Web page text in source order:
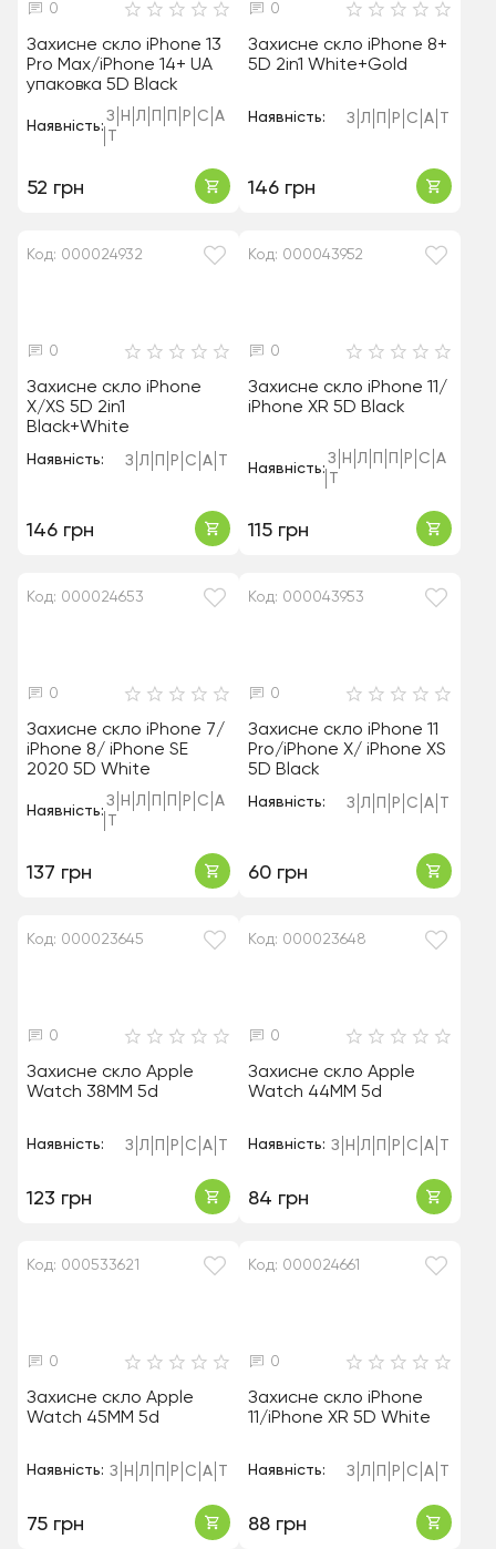
0
Захисне скло iPhone 13
Pro Max/iPhone 14+ UA
упаковка 5D Black
Наявність:
З Н Л Р С А
52 грн
0
Захисне скло iPhone 8+
5D 2in1 White+Gold
Наявність: З Л Р С А
146 грн
Код: 000024932
0
Захисне скло iPhone
X/XS 5D 2in1
Black+White
Наявність: З Л Р С А
146 грн
Код: 000043952
0
Захисне скло iPhone 11/
iPhone XR 5D Black
Наявність:
З Н Л Р С А
115 грн
Код: 000024653
0
Захисне скло iPhone 7/
iPhone 8/ iPhone SE
2020 5D White
Наявність:
З Н Л Р С А
137 грн
Код: 000043953
0
Захисне скло iPhone 11
Pro/iPhone X/ iPhone XS
5D Black
Наявність: З Л Р С А
60 грн
Код: 000023645
0
Захисне скло Apple
Watch 38MM 5d
Наявність: З Л Р С А
123 грн
Код: 000023648
0
Захисне скло Apple
Watch 44MM 5d
Наявність: З Н Л Р С А
84 грн
Код: 000533621
0
Захисне скло Apple
Watch 45MM 5d
Наявність: З Н Л Р С А
75 грн
Код: 000024661
0
Захисне скло iPhone
11/iPhone XR 5D White
Наявність: З Л Р С А
88 грн